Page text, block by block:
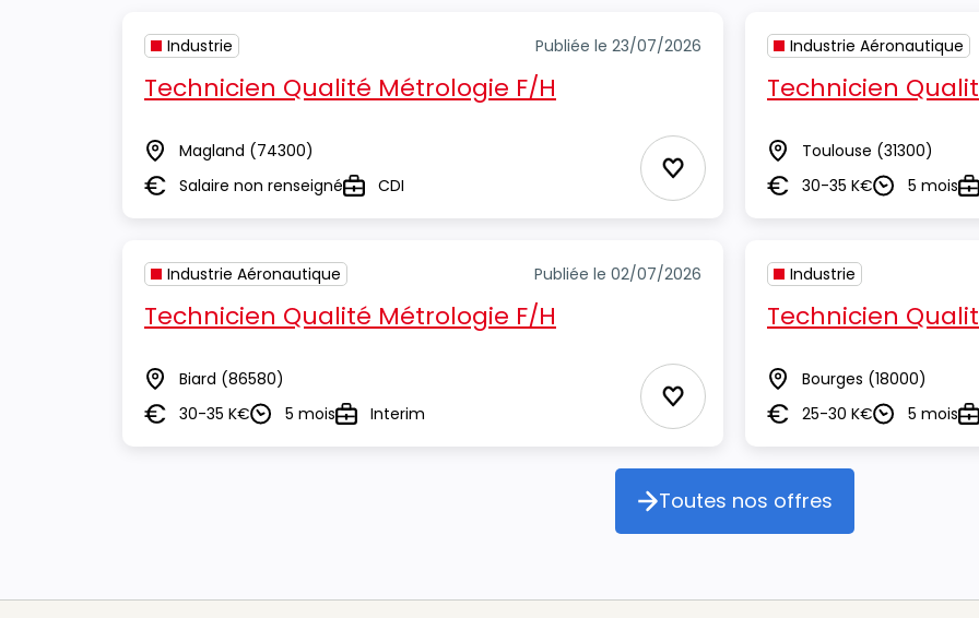
Industrie Publiée le 23/07/2026
Technicien Qualité Métrologie F/H
Lieu Magland (74300)
SalaireSalaire non renseignéTypeCDI Ajouter aux Favoris
Industrie Aéronautique
Technicien
Lieu Toulouse (31300)
Salaire30-35 K€Durée5 mois
Industrie Aéronautique Publiée le 02/07/2026
Technicien Qualité Métrologie F/H
Lieu Biard (86580)
Salaire30-35 K€Durée5 moisTypeInterim Ajouter aux Favoris
Industrie
Technicien
Lieu Bourges (18000)
Salaire25-30 K€Durée5 mois
Toutes nos offres
Toutes nos offres